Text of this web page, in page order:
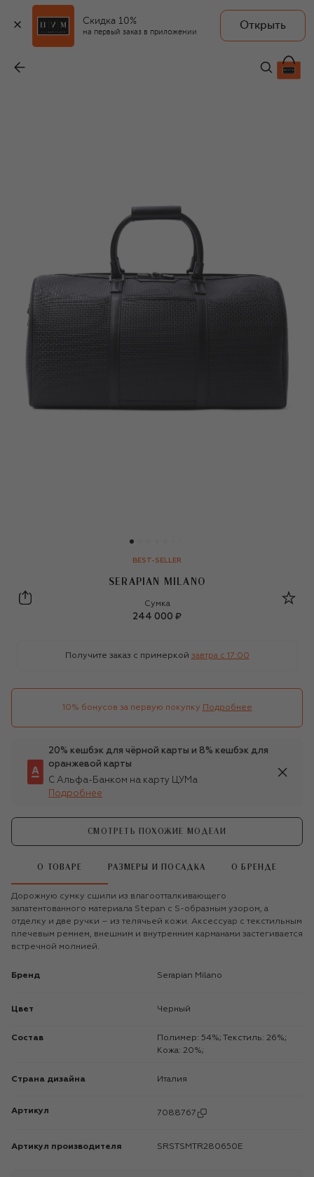
Скидка 10%
на первый заказ в приложении
Открыть
SERAPIAN MILANO
BEST-SELLER
SERAPIAN MILANO
Serapian Milano
Сумка
244 000 ₽
Получите заказ с примеркой завтра c 17:00
10% бонусов за первую покупку Подробнее
20% кешбэк для чёрной карты и 8% кешбэк для
оранжевой карты
С Альфа-Банком на карту ЦУМа
Подробнее
СМОТРЕТЬ ПОХОЖИЕ МОДЕЛИ
О ТОВАРЕ РАЗМЕРЫ И ПОСАДКА О БРЕНДЕ
Дорожную сумку сшили из влагоотталкивающего
запатентованного материала Stepan с S-образным узором, а
отделку и две ручки – из телячьей кожи. Аксессуар с текстильным
плечевым ремнем, внешним и внутренним карманами застегивается
встречной молнией.
Бренд Serapian Milano
Цвет Черный
Состав
Полимер: 54%; Текстиль: 26%;
Кожа: 20%;
Страна дизайна Италия
Артикул 7088767
Артикул производителя SRSTSMTR280650E